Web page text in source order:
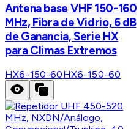
Antena base VHF 150-160
MHz, Fibra de Vidrio, 6 dB
de Ganancia, Serie HX
para Climas Extremos
HX6-150-60HX6-150-60